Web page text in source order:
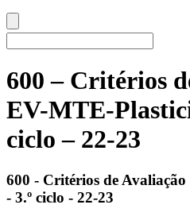
600 – Critérios
EV-MTE-
ciclo – 22-23
600 - Critérios de
- 3.º ciclo - 22-23